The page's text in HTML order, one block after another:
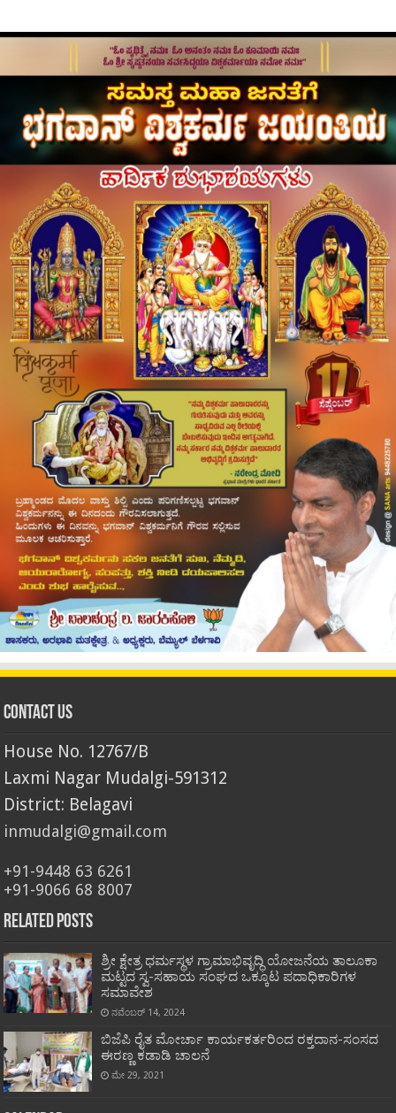
Contact Us
House No. 12767/B
Laxmi Nagar Mudalgi-591312
District: Belagavi
inmudalgi@gmail.com
+91-9448 63 6261
+91-9066 68 8007
Related Posts
ಶ್ರೀ ಕ್ಷೇತ್ರ ಧರ್ಮಸ್ಥಳ ಗ್ರಾಮಾಭಿವೃದ್ಧಿ ಯೋಜನೆಯ ತಾಲೂಕಾ
ಮಟ್ಟದ ಸ್ವ-ಸಹಾಯ ಸಂಘದ ಒಕ್ಕೂಟ ಪದಾಧಿಕಾರಿಗಳ
ಸಮಾವೇಶ
ನವೆಂಬರ್ 14, 2024
ಬಿಜೆಪಿ ರೈತ ಮೋರ್ಚಾ ಕಾರ್ಯಕರ್ತರಿಂದ ರಕ್ತದಾನ-ಸಂಸದ
ಈರಣ್ಣ ಕಡಾಡಿ ಚಾಲನೆ
ಮೇ 29, 2021